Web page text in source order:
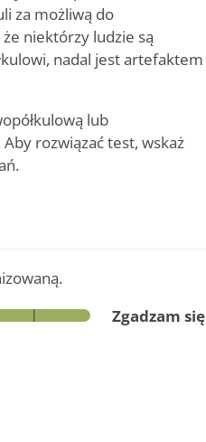
za możliwą do
niektórzy ludzie są
nadal jest artefaktem
lub
rozwiązać test, wskaż
Zgadzam się